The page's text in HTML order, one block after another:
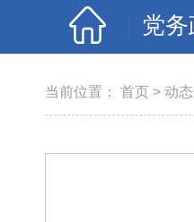
党
当前位置： 首页 > 动